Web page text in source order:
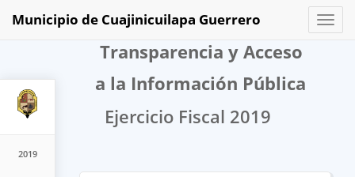
2019
Toggle
Municipio de Cuajinicuilapa Guerrero
Transparencia y Acceso
a la Información Pública
Ejercicio Fiscal 2019